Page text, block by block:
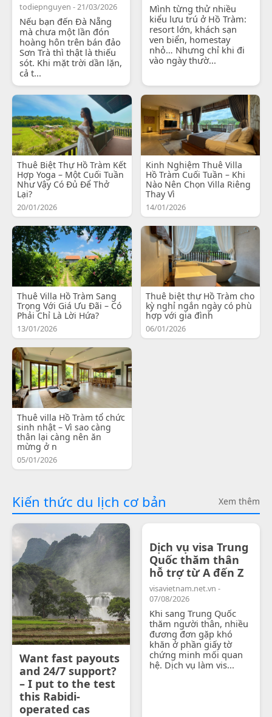
todiepnguyen - 21/03/2026
Nếu bạn đến Đà Nẵng
mà chưa một lần đón
hoàng hôn trên bán đảo
Sơn Trà thì thật là thiếu
sót. Khi mặt trời dần lặn,
cả t...
Mình từng thử nhiều
kiểu lưu trú ở Hồ Tràm:
resort lớn, khách sạn
ven biển, homestay
nhỏ… Nhưng chỉ khi đi
vào ngày thườ...
Thuê Biệt Thự Hồ Tràm Kết
Hợp Yoga – Một Cuối Tuần
Như Vậy Có Đủ Để Thở
Lại?
20/01/2026
Kinh Nghiệm Thuê Villa
Hồ Tràm Cuối Tuần – Khi
Nào Nên Chọn Villa Riêng
Thay Vì
14/01/2026
Thuê Villa Hồ Tràm Sang
Trọng Với Giá Ưu Đãi – Có
Phải Chỉ Là Lời Hứa?
13/01/2026
Thuê biệt thự Hồ Tràm cho
kỳ nghỉ ngắn ngày có phù
hợp với gia đình
06/01/2026
Thuê villa Hồ Tràm tổ chức
sinh nhật – Vì sao càng
thân lại càng nên ăn
mừng ở n
05/01/2026
Kiến thức du lịch cơ bản Xem thêm
Want fast payouts
and 24/7 support?
– I put to the test
this Rabidi-
operated cas
Dịch vụ visa Trung
Quốc thăm thân
hỗ trợ từ A đến Z
visavietnam.net.vn -
07/08/2026
Khi sang Trung Quốc
thăm người thân, nhiều
đương đơn gặp khó
khăn ở phần giấy tờ
chứng minh mối quan
hệ. Dịch vụ làm vis...